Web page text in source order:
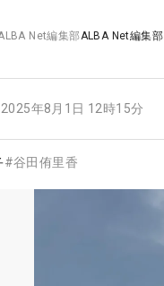
Net編集部ALBA Net編集部
2025年8月1日 12時15分
#谷田侑里香